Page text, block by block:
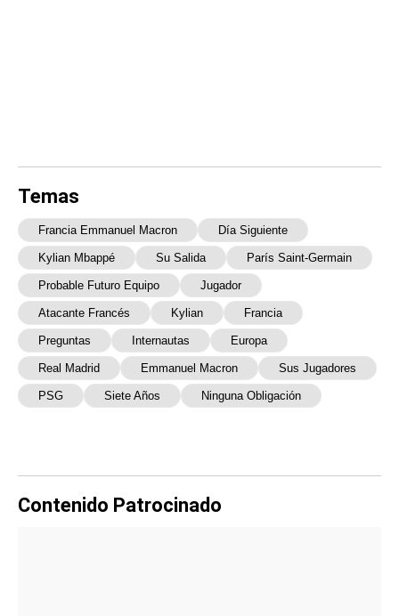
Temas
Francia Emmanuel Macron Día Siguiente
Kylian Mbappé Su Salida París Saint-Germain
Probable Futuro Equipo Jugador
Atacante Francés Kylian Francia
Preguntas Internautas Europa
Real Madrid Emmanuel Macron Sus Jugadores
PSG Siete Años Ninguna Obligación
Contenido Patrocinado